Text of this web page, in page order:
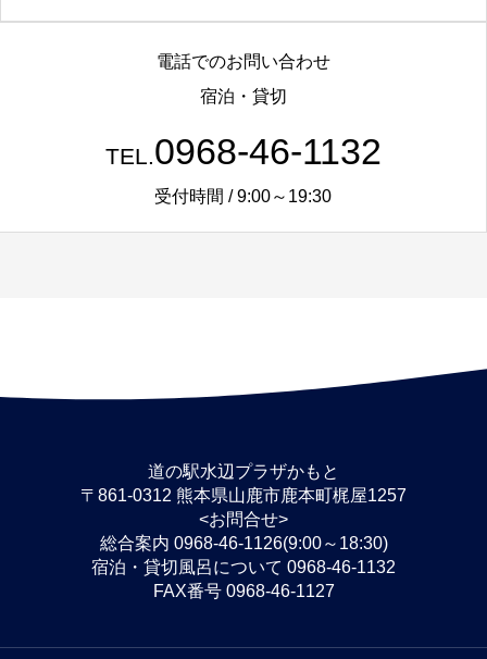
電話でのお問い合わせ
宿泊・貸切
TEL. 0968-46-1132
受付時間 / 9:00～19:30
道の駅水辺プラザかもと
〒861-0312 熊本県山鹿市鹿本町梶屋1257
<お問合せ>
総合案内 0968-46-1126(9:00～18:30)
宿泊・貸切風呂について 0968-46-1132
FAX番号 0968-46-1127